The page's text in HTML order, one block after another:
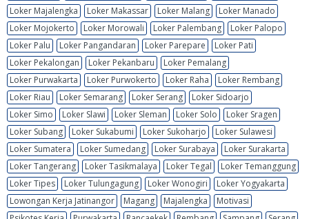
Loker Majalengka
Loker Makassar Loker Malang
Loker Manado
Loker Mojokerto
Loker Morowali Loker Palembang
Loker Palopo
Loker Palu
Loker Pangandaran Loker Parepare
Loker Pati
Loker Pekalongan
Loker Pekanbaru
Loker Pemalang
Loker Purwakarta
Loker Purwokerto Loker Raha
Loker Rembang
Loker Riau
Loker Semarang Loker Serang
Loker Sidoarjo
Loker Simo
Loker Slawi Loker Sleman Loker Solo
Loker Sragen
Loker Subang
Loker Sukabumi Loker Sukoharjo
Loker Sulawesi
Loker Sumatera
Loker Sumedang Loker Surabaya
Loker Surakarta
Loker Tangerang
Loker Tasikmalaya Loker Tegal
Loker Temanggung
Loker Tipes
Loker Tulungagung Loker Wonogiri
Loker Yogyakarta
Lowongan Kerja Jatinangor
Magang Majalengka
Motivasi